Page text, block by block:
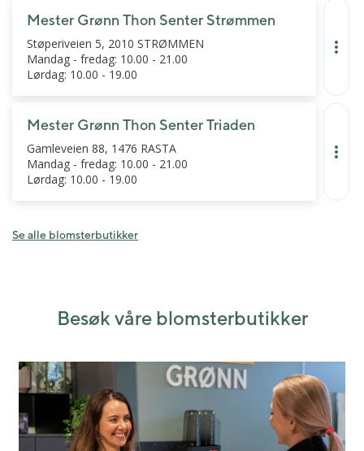
Mester Grønn Thon Senter Strømmen
Støperiveien 5, 2010 STRØMMEN
Mandag - fredag: 10.00 - 21.00
Lørdag: 10.00 - 19.00
Mester Grønn Thon Senter Triaden
Gamleveien 88, 1476 RASTA
Mandag - fredag: 10.00 - 21.00
Lørdag: 10.00 - 19.00
Se alle blomsterbutikker
Besøk våre blomsterbutikker